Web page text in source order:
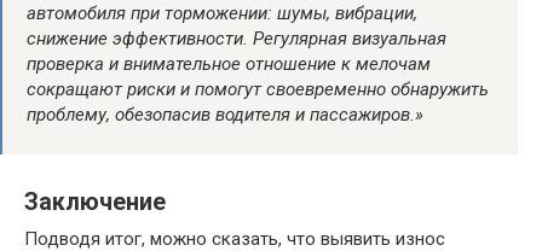
автомобиля при торможении: шумы, вибрации,
снижение эффективности. Регулярная визуальная
проверка и внимательное отношение к мелочам
сокращают риски и помогут своевременно обнаружить
проблему, обезопасив водителя и пассажиров.»
Заключение
Подводя итог, можно сказать, что выявить износ